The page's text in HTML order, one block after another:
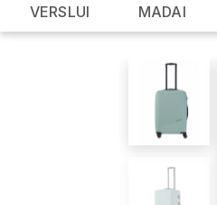
VERSLUI MADAI